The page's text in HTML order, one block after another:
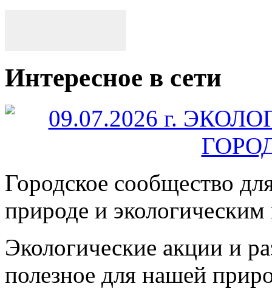
Интересное в сети
Городское сообщество
природе и
Экологические акции и
полезное для нашей